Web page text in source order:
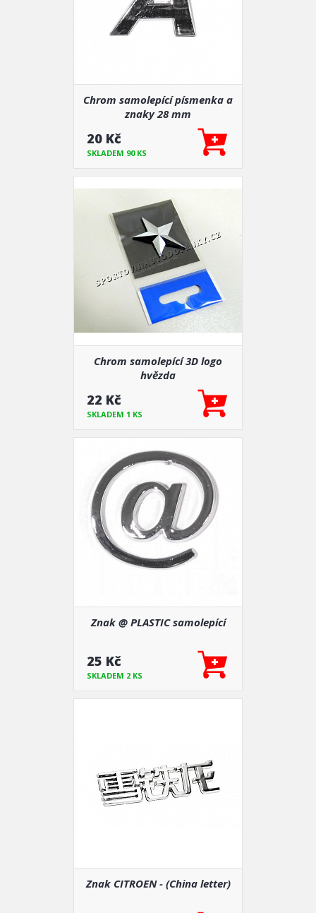
Chrom samolepící písmenka a
znaky 28 mm
20 Kč
SKLADEM 90 KS
Chrom samolepící 3D logo
hvězda
22 Kč
SKLADEM 1 KS
Znak @ PLASTIC samolepící
25 Kč
SKLADEM 2 KS
Znak CITROEN - (China letter)